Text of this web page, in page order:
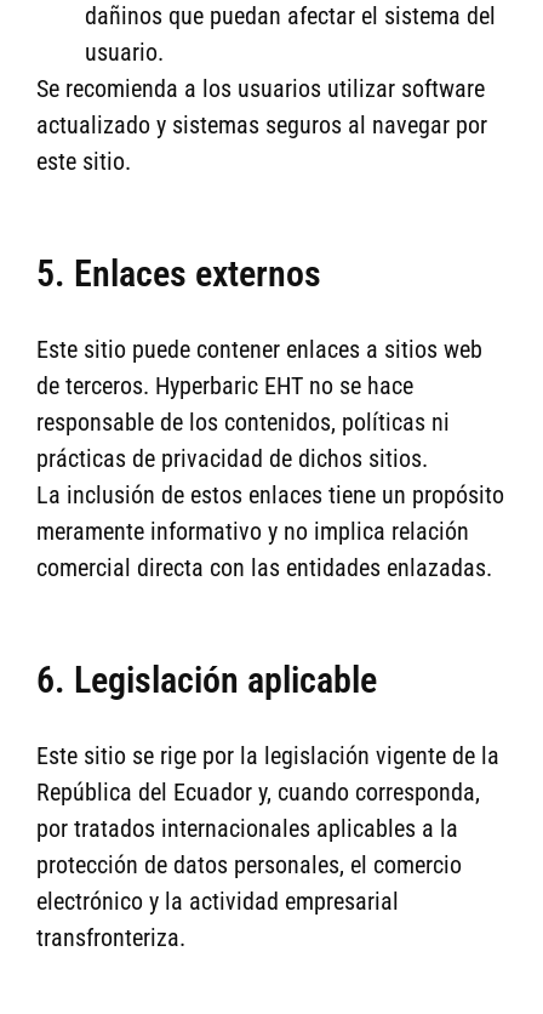
dañinos que puedan afectar el sistema del
usuario.
Se recomienda a los usuarios utilizar software
actualizado y sistemas seguros al navegar por
este sitio.
5. Enlaces externos
Este sitio puede contener enlaces a sitios web
de terceros. Hyperbaric EHT no se hace
responsable de los contenidos, políticas ni
prácticas de privacidad de dichos sitios.
La inclusión de estos enlaces tiene un propósito
meramente informativo y no implica relación
comercial directa con las entidades enlazadas.
6. Legislación aplicable
Este sitio se rige por la legislación vigente de la
República del Ecuador y, cuando corresponda,
por tratados internacionales aplicables a la
protección de datos personales, el comercio
electrónico y la actividad empresarial
transfronteriza.